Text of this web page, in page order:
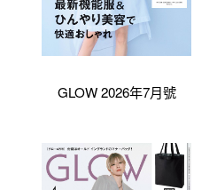
GLOW 2026年7月號